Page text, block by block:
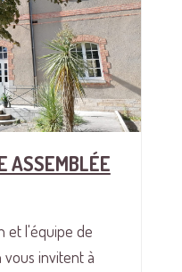
ASSEMBLÉE
et l'équipe de
vous invitent à